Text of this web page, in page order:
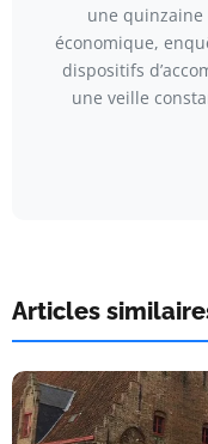
une quinzaine
économique,
dispositifs
une veille
Articles